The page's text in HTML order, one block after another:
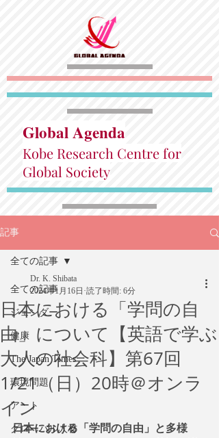
Global Agenda
Kobe Research Centre for
Global Society
記事
全ての記事
ジェンダー
健康
The Japan Times
環境問題
アート
グローバル人材
全ての記事
日本における「学問の自
由」について【英語で学ぶ
大人の社会科】第67回
1/21（日）20時＠オンラ
イン
Dr. K. Shibata
2024年1月16日 読了時間: 6分
日本における「学問の自由」と多様